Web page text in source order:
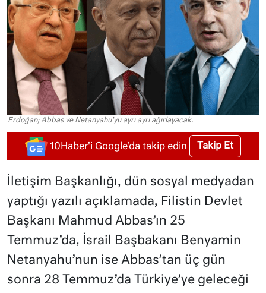
Erdoğan; Abbas ve Netanyahu'yu ayrı ayrı ağırlayacak.
10Haber'i Google'da takip edin Takip Et
İletişim Başkanlığı, dün sosyal medyadan
yaptığı yazılı açıklamada, Filistin Devlet
Başkanı Mahmud Abbas’ın 25
Temmuz’da, İsrail Başbakanı Benyamin
Netanyahu’nun ise Abbas’tan üç gün
sonra 28 Temmuz’da Türkiye’ye geleceği